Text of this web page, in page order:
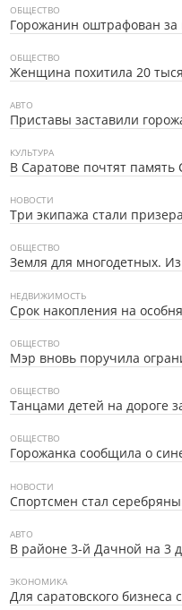
ОБЩЕСТВО
Горожанин оштрафован за
ОБЩЕСТВО
Женщина похитила 20
АВТО
Приставы заставили
КУЛЬТУРА
В Саратове почтят память
НОВОСТИ
Три экипажа стали
ОБЩЕСТВО
Земля для многодетных.
НЕДВИЖИМОСТЬ
Срок накопления на
ОБЩЕСТВО
Мэр вновь поручила
ОБЩЕСТВО
Танцами детей на дороге
ОБЩЕСТВО
Горожанка сообщила о
НОВОСТИ
Спортсмен стал
АВТО
В районе 3-й Дачной на 3
ЭКОНОМИКА
Для саратовского бизнеса